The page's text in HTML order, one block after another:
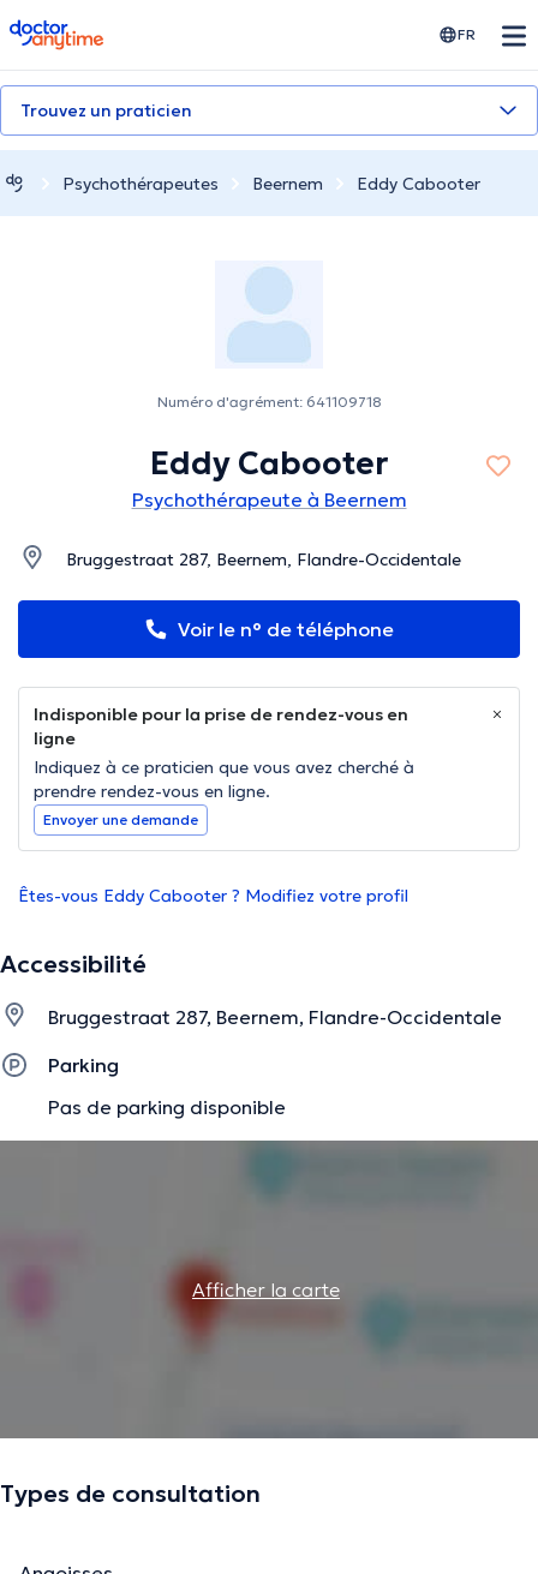
doctoranytime FR
Trouvez un praticien
Psychothérapeutes Beernem Eddy Cabooter
Numéro d'agrément: 641109718
Eddy Cabooter
Psychothérapeute à Beernem
Bruggestraat 287, Beernem, Flandre-Occidentale
Voir le n° de téléphone
Indisponible pour la prise de rendez-vous en
ligne
Indiquez à ce praticien que vous avez cherché à
prendre rendez-vous en ligne.
Envoyer une demande
Êtes-vous Eddy Cabooter ? Modifiez votre profil
Accessibilité
Bruggestraat 287, Beernem, Flandre-Occidentale
Parking
Pas de parking disponible
Afficher la carte
Types de consultation